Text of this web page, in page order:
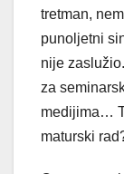
tretman,
punoljetni
nije
za
medijima…
maturski